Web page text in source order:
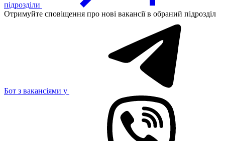
підрозділи
Отримуйте сповіщення про нові вакансії в обраний підрозділ
Бот з вакансіями у